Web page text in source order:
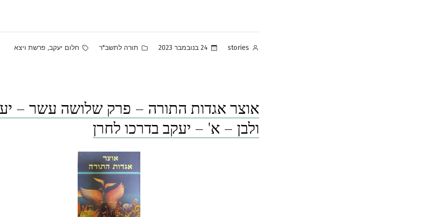
Posted
stories 24 בנובמבר 2023
Posted
תורה לתשב"ר Tags:
חלום יעקב, פרשת ויצא
אוצר אגדות התורה – פרק שלושה עשר –
ולבן – א' – יעקב בדרכו לחרן